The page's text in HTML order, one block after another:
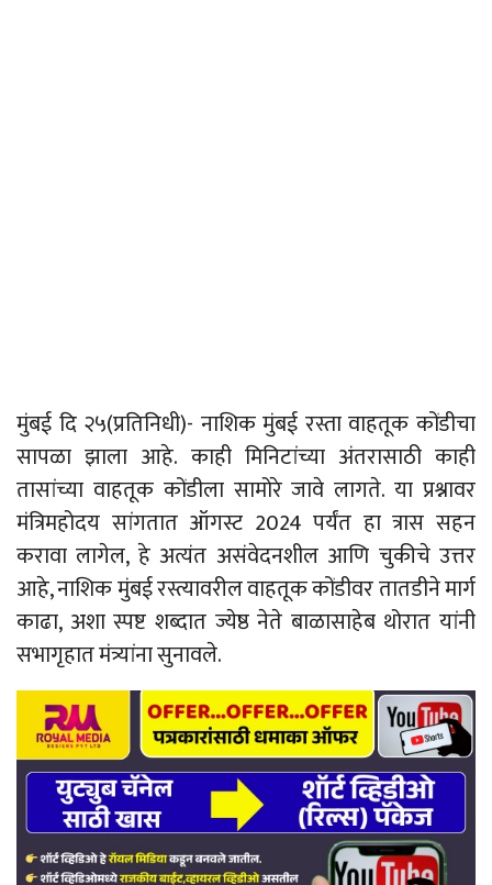
मुंबई दि २५(प्रतिनिधी)- नाशिक मुंबई रस्ता वाहतूक कोंडीचा
सापळा झाला आहे. काही मिनिटांच्या अंतरासाठी काही
तासांच्या वाहतूक कोंडीला सामोरे जावे लागते. या प्रश्नावर
मंत्रिमहोदय सांगतात ऑगस्ट 2024 पर्यंत हा त्रास सहन
करावा लागेल, हे अत्यंत असंवेदनशील आणि चुकीचे उत्तर
आहे, नाशिक मुंबई रस्त्यावरील वाहतूक कोंडीवर तातडीने मार्ग
काढा, अशा स्पष्ट शब्दात ज्येष्ठ नेते बाळासाहेब थोरात यांनी
सभागृहात मंत्र्यांना सुनावले.